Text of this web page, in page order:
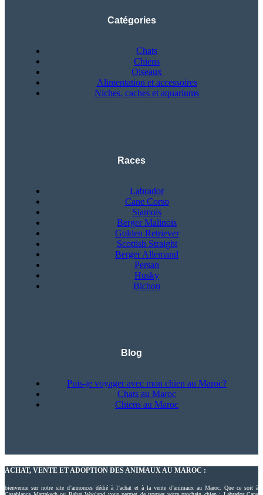
Catégories
Chats
Chiens
Oiseaux
Alimentation et accessoires
Niches, caches et aquariums
Races
Labrador
Cane Corso
Siamois
Berger Malinois
Golden Retriever
Scottish Straight
Berger Allemand
Persan
Husky
Bichon
Blog
Puis-je voyager avec mon chien au Maroc?
Chats au Maroc
Chiens au Maroc
ACHAT, VENTE ET ADOPTION DES ANIMAUX AU MAROC :
bienvenue sur notre site d’annonces dédié à l’achat et à la vente d’animaux au Maroc. Que ce soit à